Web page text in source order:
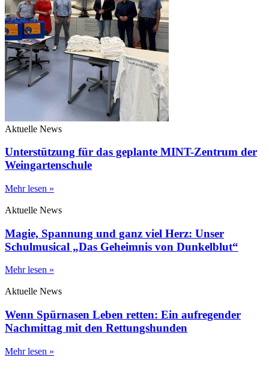
Aktuelle News
Unterstützung für das geplante MINT-Zentrum der
Weingartenschule
Mehr lesen »
Aktuelle News
Magie, Spannung und ganz viel Herz: Unser
Schulmusical „Das Geheimnis von Dunkelblut“
Mehr lesen »
Aktuelle News
Wenn Spürnasen Leben retten: Ein aufregender
Nachmittag mit den Rettungshunden
Mehr lesen »